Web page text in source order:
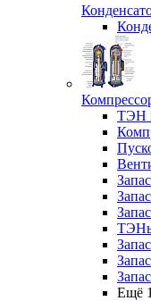
ТЭН
ТЭНы
Ещё 1